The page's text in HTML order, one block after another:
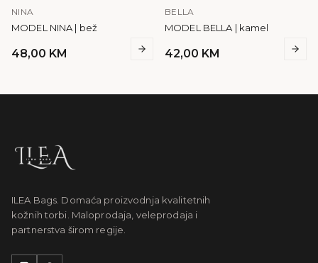
NINA
MODEL NINA | bež
48,00 KM
BELLA
MODEL BELLA | kamel
42,00 KM
ILEA Bags. Domaća proizvodnja kvalitetnih
kožnih torbi. Maloprodaja, veleprodaja i
partnerstva širom regije.